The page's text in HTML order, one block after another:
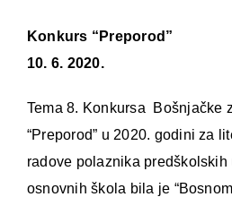
Konkurs “Preporod”
10. 6. 2020.
Tema 8. Konkursa Bošnjačke
“Preporod” u 2020. godini za
radove polaznika predškolskih
osnovnih škola bila je